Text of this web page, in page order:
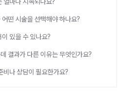
떤 시술을 선택해야 하나요?
있을 수 있나요?
결과가 다른 이유는 무엇인가요?
비나 상담이 필요한가요?